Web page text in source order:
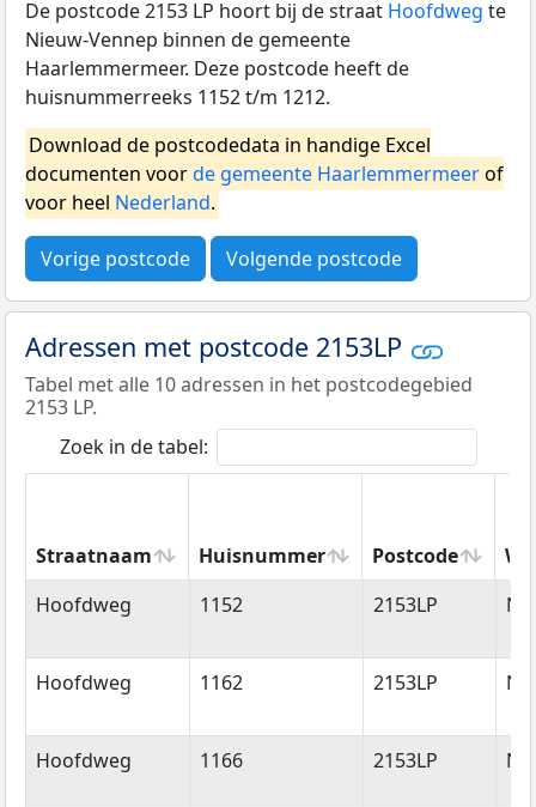
De postcode 2153 LP hoort bij de straat Hoofdweg te
Nieuw-Vennep binnen de gemeente
Haarlemmermeer. Deze postcode heeft de
huisnummerreeks 1152 t/m 1212.
Download de postcodedata in handige Excel
documenten voorde gemeente Haarlemmermeerof
voor heel Nederland.
Vorige postcode Volgende postcode
Adressen met postcode 2153LP
Tabel met alle 10 adressen in het postcodegebied
2153 LP.
Zoek in de tabel:
Straatnaam Huisnummer Postcode
Straatnaam
Huisnummer Postcode
Hoofdweg 1152 2153LP
Hoofdweg 1162 2153LP
Hoofdweg 1166 2153LP